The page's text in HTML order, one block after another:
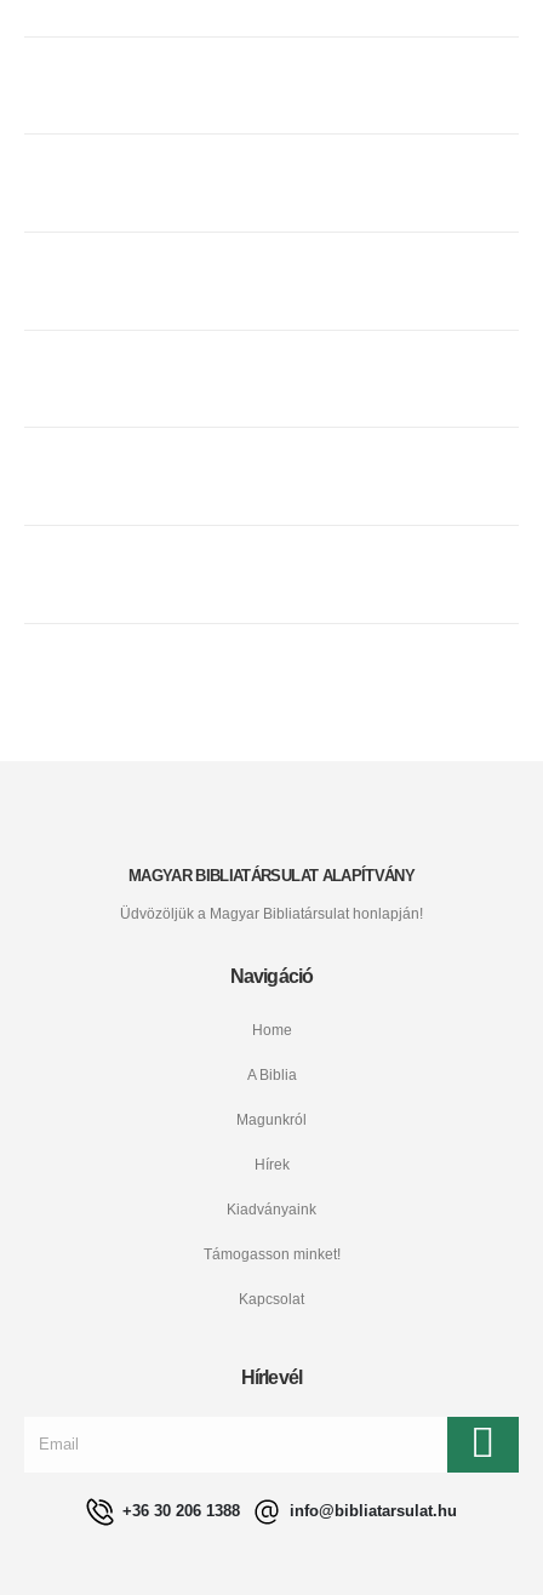
MAGYAR BIBLIATÁRSULAT ALAPÍTVÁNY
Üdvözöljük a Magyar Bibliatársulat honlapján!
Navigáció
Home
A Biblia
Magunkról
Hírek
Kiadványaink
Támogasson minket!
Kapcsolat
Hírlevél
+36 30 206 1388 info@bibliatarsulat.hu